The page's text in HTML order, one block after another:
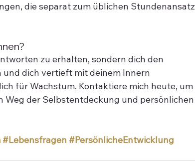
die separat zum üblichen Stundenansatz
zu erhalten, sondern dich den
dich vertieft mit deinem Innern
für Wachstum. Kontaktiere mich heute, um
Weg der Selbstentdeckung und persönlichen
#Lebensfragen #PersönlicheEntwicklung